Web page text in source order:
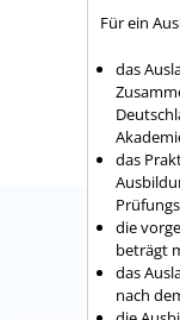
Für ein
das
das
die
beträgt
das
nach